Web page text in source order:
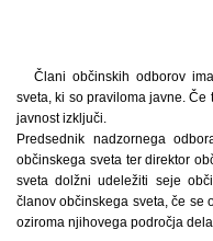
Člani občinskih odborov
sveta, ki so praviloma javne.
javnost izključi.
Predsednik nadzornega
občinskega sveta ter direktor
sveta dolžni udeležiti seje
članov občinskega sveta, če se
oziroma njihovega področja dela.